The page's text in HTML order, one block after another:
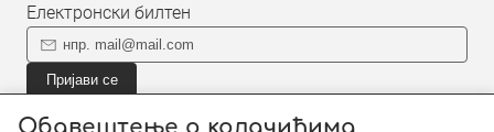
Електронски билтен
Пријави се